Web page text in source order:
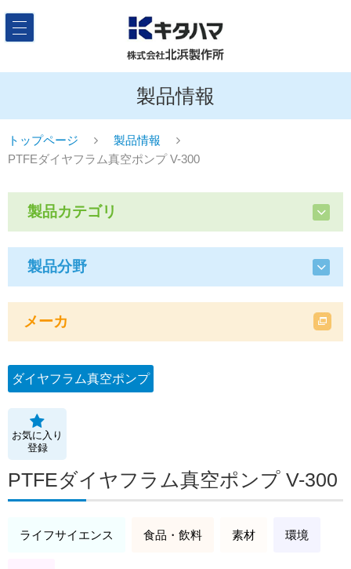
製品情報
トップページ
製品情報
PTFEダイヤフラム真空ポンプ V-300
製品カテゴリ
製品分野
メーカ
ダイヤフラム真空ポンプ
お気に入り
登録
PTFEダイヤフラム真空ポンプ V-300
ライフサイエンス 食品・飲料 素材 環境